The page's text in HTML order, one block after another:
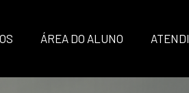
ÁREA DO ALUNO